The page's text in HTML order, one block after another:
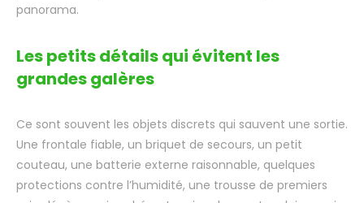
panorama.
Les petits détails qui évitent les
grandes galères
Ce sont souvent les objets discrets qui sauvent une sortie.
Une frontale fiable, un briquet de secours, un petit
couteau, une batterie externe raisonnable, quelques
protections contre l’humidité, une trousse de premiers